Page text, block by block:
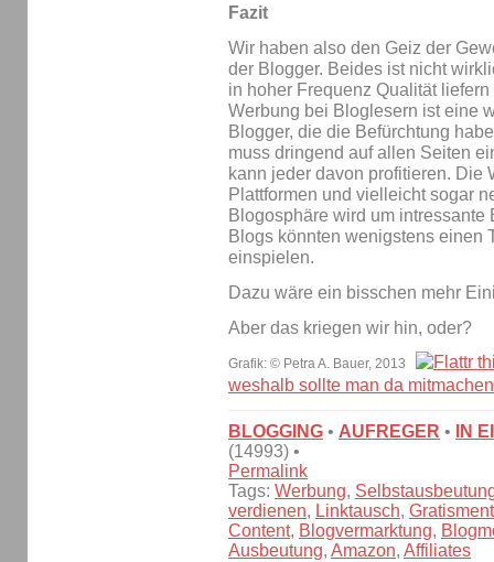
Fazit
Wir haben also den Geiz der
der Blogger. Beides ist nicht
in hoher Frequenz Qualität
Werbung bei Bloglesern ist eine
Blogger, die die Befürchtung
muss dringend auf allen Seiten
kann jeder davon profitieren. Die
Plattformen und vielleicht sogar
Blogosphäre wird um
Blogs könnten wenigstens einen
einspielen.
Dazu wäre ein bisschen mehr
Aber das kriegen wir hin, oder?
Grafik: © Petra A. Bauer, 2013
weshalb sollte man da
BLOGGING • AUFREGER •
IN
(14993) •
Permalink
Tags: Werbung,
verdienen, Linktausch,
Content, Blogvermarktung,
Ausbeutung, Amazon, Affiliates